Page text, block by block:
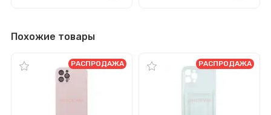
Похожие товары
РАСПРОДАЖА РАСПРОДАЖА